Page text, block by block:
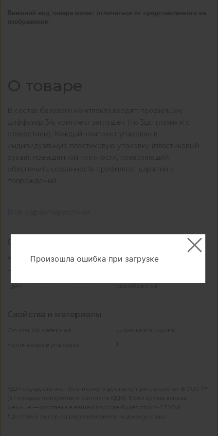
Внешний вид товара может отличаться от представленного на
изображении
О товаре
В состав базового комплекта входят: профиль 3м,
диффузор 3м, комплект заглушек (по 3шт глухих и с
отверстием). Каждый комплект упакован в
индивидуальную пластиковую упаковку (пластиковый
рукав), повышенной плотности, позволяющий
обеспечить сохранность профиля от царапин и
повреждений.
Основные
Артикул КА-1062887
Цвет серебристый
Свойства и материалы
Основной материал алюминий/пластик
Количество в упаковке 1
КДМ осуществляет бесплатную доставку при заказе от 15 000 ₽*
(в городах присутствия филиала КДМ). Если сумма заказа
меньше — доставка в вашем городе будет стоить 1 320 ₽.
*Доставка за город рассчитывается индивидуально
Произошла ошибка при загрузке